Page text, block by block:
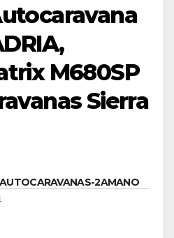
M680SP
Sierra
2AMANO